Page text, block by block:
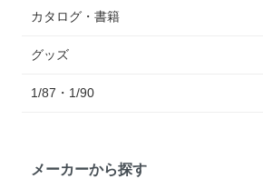
カタログ・書籍
グッズ
1/87・1/90
メーカーから探す